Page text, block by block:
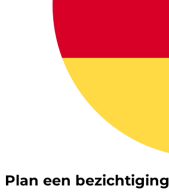
Plan een bezichtiging